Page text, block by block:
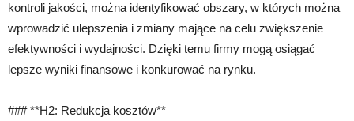
kontroli jakości, można identyfikować obszary, w których można
wprowadzić ulepszenia i zmiany mające na celu zwiększenie
efektywności i wydajności. Dzięki temu firmy mogą osiągać
lepsze wyniki finansowe i konkurować na rynku.
### **H2: Redukcja kosztów**